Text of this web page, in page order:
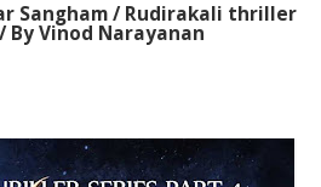
Sangham / Rudirakali thriller
Vinod Narayanan
CART